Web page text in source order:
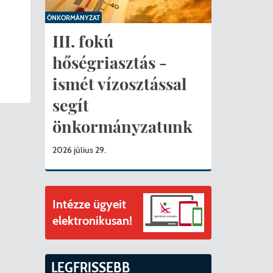
ütem
nyert az alábbi projekt vonatkozásában.
III. fokú
hőségriasztás -
ismét vízosztással
segít
önkormányzatunk
2026 július 29.
ÖNKORMÁNYZAT
Intézze ügyeit
elektronikusan!
LEGFRISSEBB